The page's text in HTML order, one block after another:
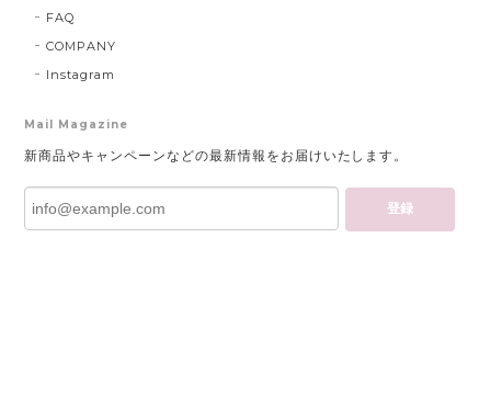
FAQ
COMPANY
Instagram
Mail Magazine
新商品やキャンペーンなどの最新情報をお届けいたします。
登録